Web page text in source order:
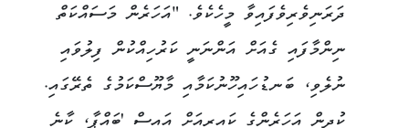
ދަރަނިވެރިވެފައިވާ މީހެކެވެ. "އަހަރެން މަސައްކަތް
ނިންމާފައި ގެއަށް އަންނަނީ ކަރުހިއްކުން ފިލުވައި
ނުލެވި، ބަނޑުހައިހޫނުކަމާއި މާޔޫސްކަމުގެ ތެރޭގައި.
ކުދިން އަހަރެންގެ ކައިރިއަށް އައިސް 'ބައްޕާ، ކާނެ